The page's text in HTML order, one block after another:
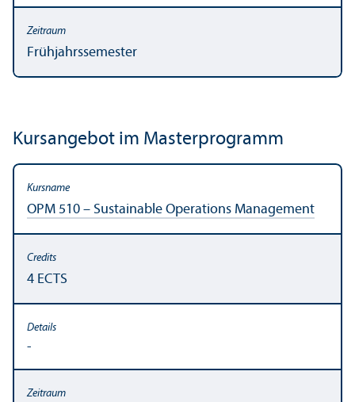
Frühjahrssemester
Kursangebot im Master­programm
OPM 510 – Sustainable Operations Management
4 ECTS
-